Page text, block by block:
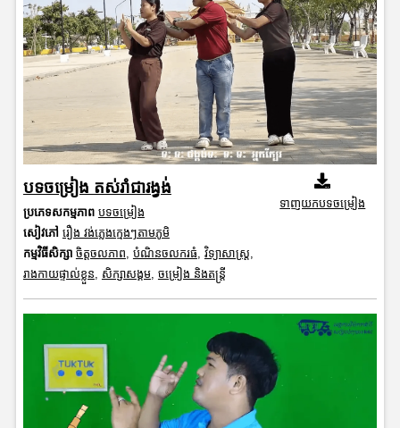
បទចម្រៀង តស់រាំជារង្វង់
ប្រភេទសកម្មភាព បទចម្រៀង
សៀវភៅ រឿង វង់ភ្លេងក្មេងៗតាមភូមិ
កម្មវិធីសិក្សា ចិត្តចលភាព បំណិនចលករធំ វិទ្យាសាស្រ្ត
រាងកាយផ្ទាល់ខ្លួន
សិក្សាសង្គម, ចម្រៀង និងតន្ត្រី
ទាញយកបទចម្រៀង